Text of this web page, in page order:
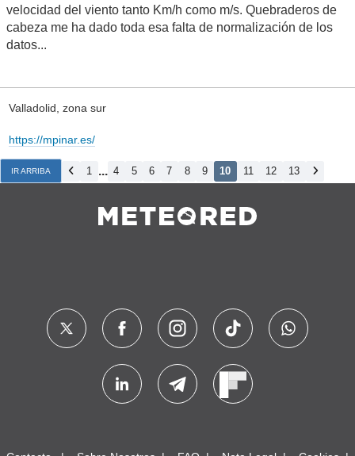
velocidad del viento tanto Km/h como m/s. Quebraderos de
cabeza me ha dado toda esa falta de normalización de los
datos...
Valladolid, zona sur
https://mpinar.es/
IR ARRIBA 1 ... 4 5 6 7 8 9 10 11 12 13